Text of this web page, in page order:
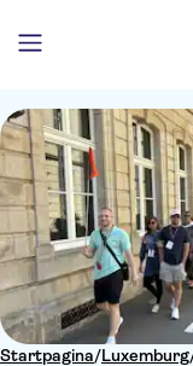
Startpagina/Luxemburg